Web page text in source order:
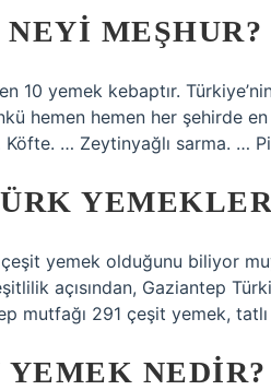
MEŞHUR?
10 yemek kebaptır.
hemen hemen her şehirde
… Zeytinyağlı sarma. …
yemek olduğunu biliyor
açısından, Gaziantep
mutfağı 291 çeşit yemek,
NEDIR?